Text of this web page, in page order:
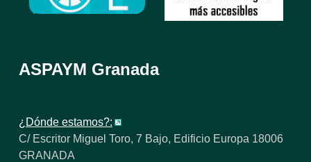
ASPAYM Granada
¿Dónde estamos?:
C/ Escritor Miguel Toro, 7 Bajo, Edificio Europa 18006
GRANADA